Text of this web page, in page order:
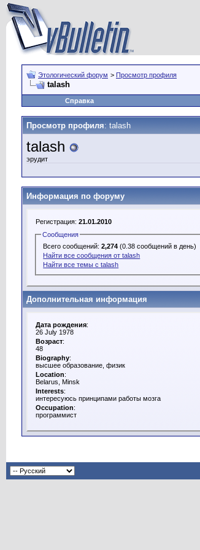
Этологический форум > Просмотр профиля
talash
Справка
Просмотр профиля: talash
talash
эрудит
Информация по форуму
Регистрация: 21.01.2010
Сообщения
Всего сообщений:2,274 (0.38 сообщений в день)
Найти все сообщения от talash
Найти все темы с talash
Дополнительная информация
Дата рождения:
26 July 1978
Возраст:
48
Biography:
высшее образование, физик
Location:
Belarus, Minsk
Interests:
интересуюсь принципами работы мозга
Occupation:
программист